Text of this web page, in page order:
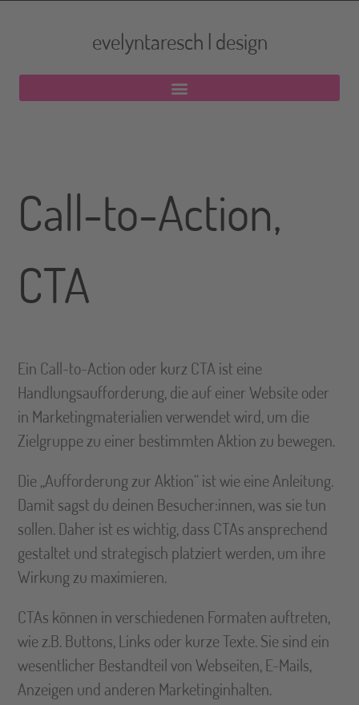
evelyntaresch | design
Call-to-Action,
CTA
Ein Call-to-Action oder kurz CTA ist eine
Handlungsaufforderung, die auf einer Website oder
in Marketingmaterialien verwendet wird, um die
Zielgruppe zu einer bestimmten Aktion zu bewegen.
Die „Aufforderung zur Aktion“ ist wie eine Anleitung.
Damit sagst du deinen Besucher:innen, was sie tun
sollen. Daher ist es wichtig, dass CTAs ansprechend
gestaltet und strategisch platziert werden, um ihre
Wirkung zu maximieren.
CTAs können in verschiedenen Formaten auftreten,
wie z.B. Buttons, Links oder kurze Texte. Sie sind ein
wesentlicher Bestandteil von Webseiten, E-Mails,
Anzeigen und anderen Marketinginhalten.